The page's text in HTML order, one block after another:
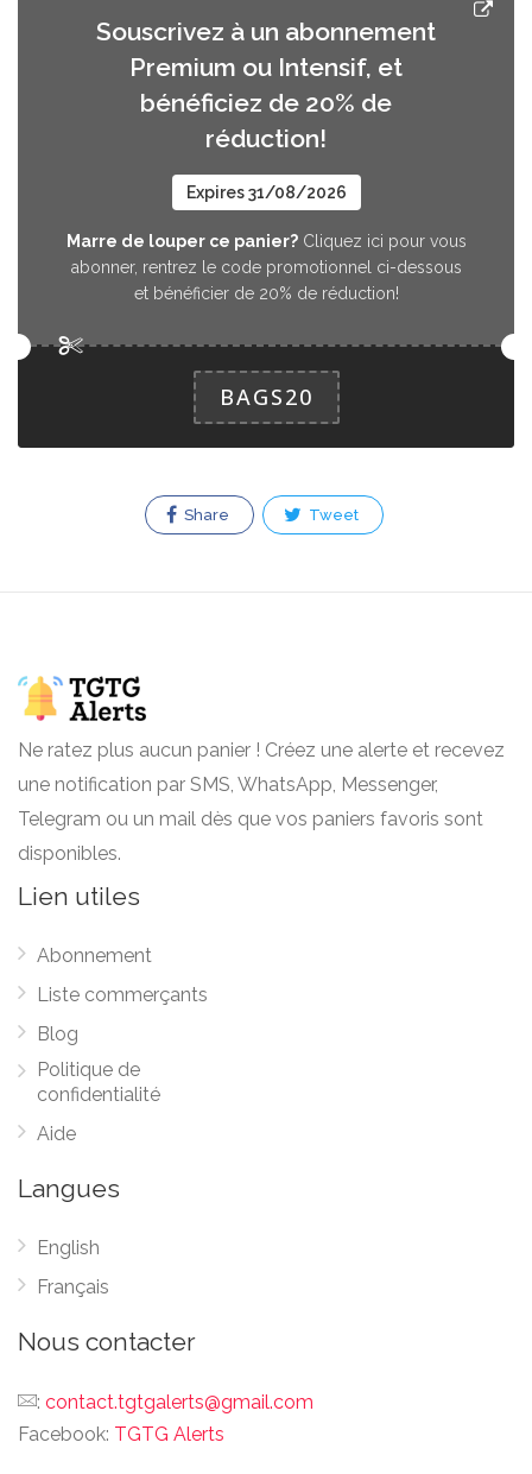
Souscrivez à un abonnement
Premium ou Intensif, et
bénéficiez de 20% de
réduction!
Expires 31/08/2026
Marre de louper ce panier?Cliquez ici pour vous
abonner, rentrez le code promotionnel ci-dessous
et bénéficier de 20% de réduction!
BAGS20
Share Tweet
Ne ratez plus aucun panier ! Créez une alerte et recevez
une notification par SMS, WhatsApp, Messenger,
Telegram ou un mail dès que vos paniers favoris sont
disponibles.
Lien utiles
Abonnement
Liste commerçants
Blog
Politique de
confidentialité
Aide
Langues
English
Français
Nous contacter
: contact.tgtgalerts@gmail.com
Facebook: TGTG Alerts